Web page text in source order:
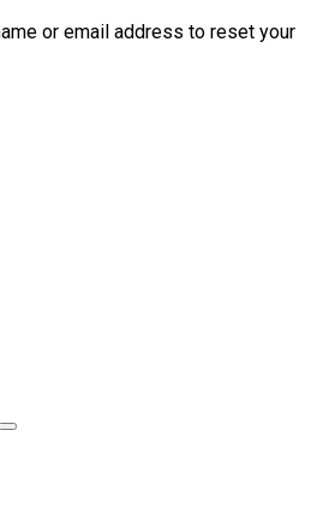
or email address to reset your